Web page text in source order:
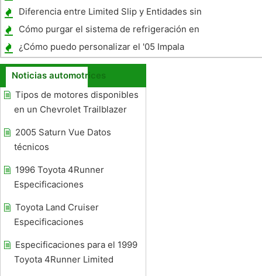
Diferencia entre Limited Slip y Entidades sin
deslizamiento limitado
Cómo purgar el sistema de refrigeración en
un Taurus 1999
¿Cómo puedo personalizar el '05 Impala
SS?
Noticias automotrices
Tipos de motores disponibles
en un Chevrolet Trailblazer
2005 Saturn Vue Datos
técnicos
1996 Toyota 4Runner
Especificaciones
Toyota Land Cruiser
Especificaciones
Especificaciones para el 1999
Toyota 4Runner Limited